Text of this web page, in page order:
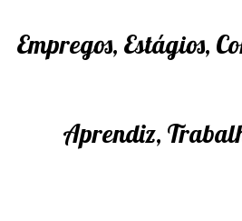
Empregos, Estágios,
Aprendiz,